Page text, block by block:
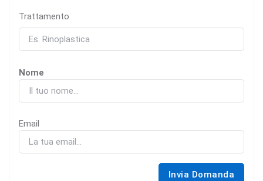
Trattamento
Nome
Email
Invia Domanda